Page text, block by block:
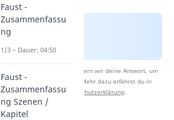
Nach Beantwortung speichern wir deine Antwort, um
Studyflix zu verbessern. Mehr dazu erfährst du in
unsererDatenschutzerklärung.
Faust -
Zusammenfassu
ng
1/3 – Dauer: 04:50
Faust -
Zusammenfassu
ng Szenen /
Kapitel